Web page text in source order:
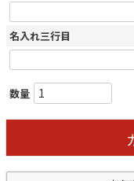
名入れ三行目